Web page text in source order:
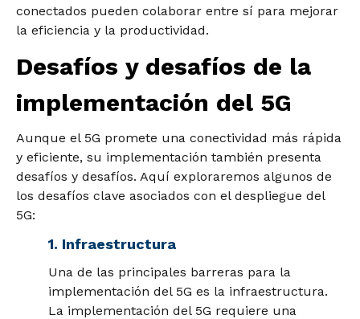
conectados pueden colaborar entre sí para mejorar
la eficiencia y la productividad.
Desafíos y desafíos de la
implementación del 5G
Aunque el 5G promete una conectividad más rápida
y eficiente, su implementación también presenta
desafíos y desafíos. Aquí exploraremos algunos de
los desafíos clave asociados con el despliegue del
5G:
1. Infraestructura
Una de las principales barreras para la
implementación del 5G es la infraestructura.
La implementación del 5G requiere una